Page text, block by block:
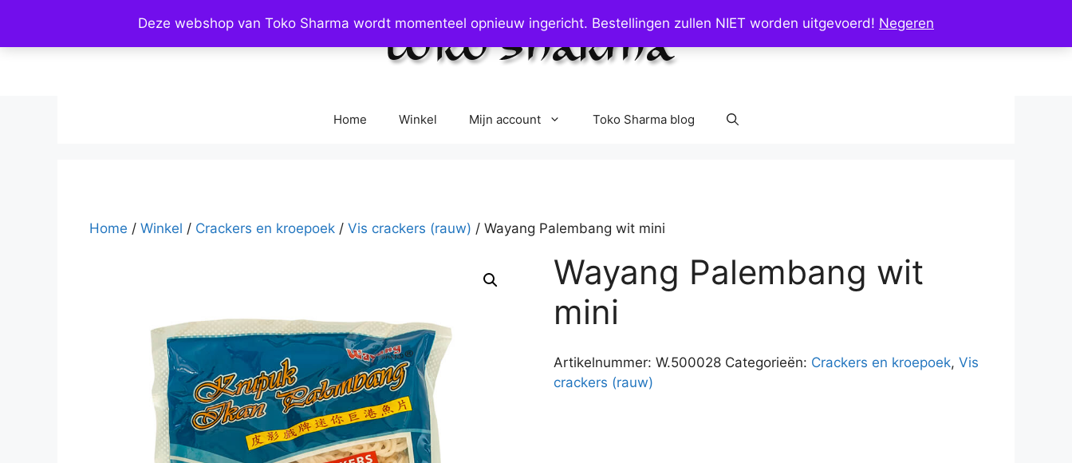
Deze webshop van Toko Sharma wordt momenteel opnieuw ingericht. Bestellingen zullen NIET worden uitgevoerd! Negeren
de
Home Winkel Mijn account Toko Sharma blog
Home / Winkel / Crackers en kroepoek / Vis crackers (rauw) / Wayang Palembang wit mini
Wayang Palembang wit
mini
Artikelnummer:W.500028 Categorieën: Crackers en kroepoek,Vis
crackers (rauw)